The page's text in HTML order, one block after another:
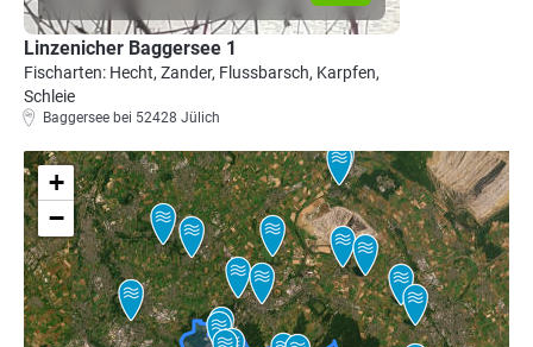
Linzenicher Baggersee 1
Fischarten: Hecht, Zander, Flussbarsch, Karpfen,
Schleie
Baggersee bei 52428 Jülich
+
−